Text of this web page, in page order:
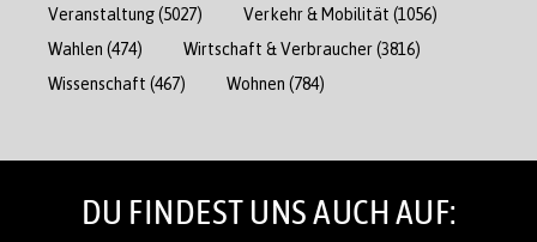
Veranstaltung(5027) Verkehr & Mobilität (1056)
Wahlen (474) Wirtschaft & Verbraucher(3816)
Wissenschaft (467) Wohnen (784)
DU FINDEST UNS AUCH AUF: